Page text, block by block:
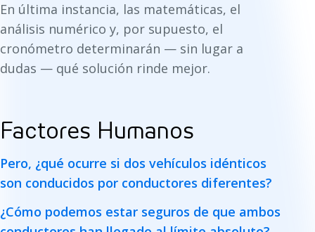
En última instancia, las matemáticas, el
análisis numérico y, por supuesto, el
cronómetro determinarán — sin lugar a
dudas — qué solución rinde mejor.
Factores Humanos
Pero, ¿qué ocurre si dos vehículos idénticos
son conducidos por conductores diferentes?
¿Cómo podemos estar seguros de que ambos